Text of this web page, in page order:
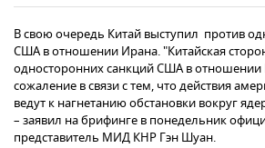
В свою очередь Китай выступил против
США в отношении Ирана. "Китайская
односторонних санкций США в
сожаление в связи с тем, что действия
ведут к нагнетанию обстановки вокруг
– заявил на брифинге в понедельник
представитель МИД КНР Гэн Шуан.